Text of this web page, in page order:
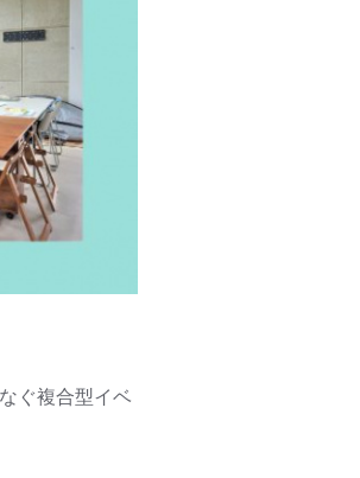
ぐ複合型イベ